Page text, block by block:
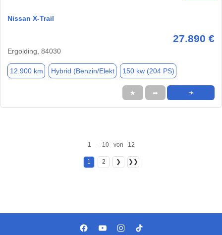
Nissan X-Trail
27.890 €
Ergolding, 84030
12.900 km Hybrid (Benzin/Elekt 150 kw (204 PS)
★ ➦ ➜
1 - 10 von 12
1 2 ❯ ❯❯